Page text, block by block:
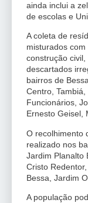
ainda inclui a
de escolas e
A coleta de
misturados
construção
descartados
bairros de
Centro,
Funcionários,
Ernesto Geisel,
O recolhimento
realizado nos
Jardim Planalto
Cristo
Bessa, Jardim
A população